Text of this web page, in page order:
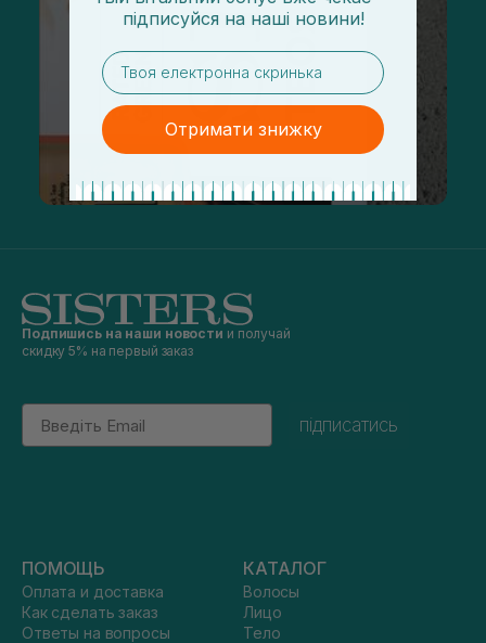
Подпишись на наши новости и получай
скидку 5% на первый заказ
Email
підписатись
ПОМОЩЬ
Оплата и доставка
Как сделать заказ
Ответы на вопросы
КАТАЛОГ
Волосы
Лицо
Тело
підписуйся на наші новини!
email
Отримати знижку